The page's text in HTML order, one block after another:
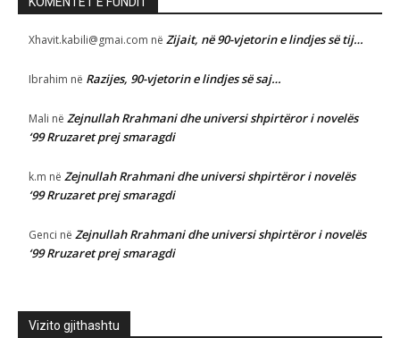
Xhavit.kabili@gmai.com në Zijait, në 90-vjetorin e lindjes së tij…
Ibrahim në Razijes, 90-vjetorin e lindjes së saj…
Mali në Zejnullah Rrahmani dhe universi shpirtëror i novelës
‘99 Rruzaret prej smaragdi
k.m në Zejnullah Rrahmani dhe universi shpirtëror i novelës
‘99 Rruzaret prej smaragdi
Genci në Zejnullah Rrahmani dhe universi shpirtëror i novelës
‘99 Rruzaret prej smaragdi
Vizito gjithashtu